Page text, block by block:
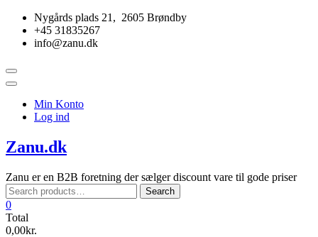
Skip
content
Nygårds plads 21, 2605 Brøndby
+45 31835267
info@zanu.dk
Topbar
Menu
Min Konto
Log ind
Zanu.dk
Zanu er en B2B foretning der sælger discount vare til gode priser
Search
for:
Search
0
Total
0,00kr.